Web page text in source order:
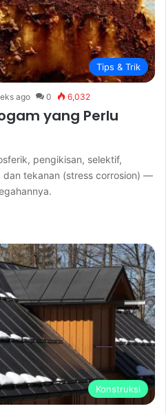
Tips & Trik
ago 0 6,032
yang Perlu
pengikisan, selektif,
tekanan (stress corrosion) —
Konstruksi